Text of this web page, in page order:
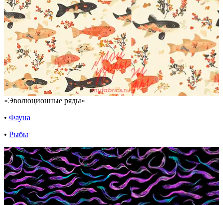
«Эволюционные ряды»
• Фауна
• Рыбы